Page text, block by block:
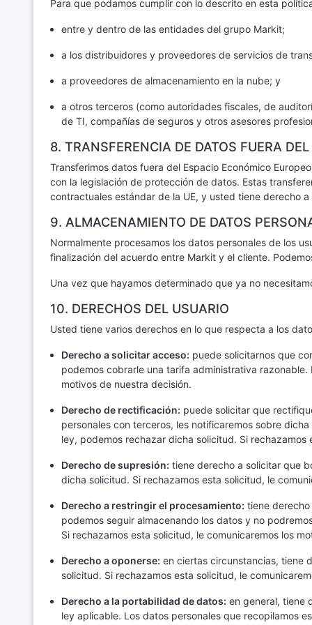
Para que podamos cumplir con lo descrito en esta
entre y dentro de las entidades del grupo Markit;
a los distribuidores y proveedores de servicios de
a proveedores de almacenamiento en la nube; y
a otros terceros (como autoridades fiscales, de
de TI, compañías de seguros y otros asesores
8. TRANSFERENCIA DE DATOS FUERA DEL
Transferimos datos fuera del Espacio Económico
con la legislación de protección de datos. Estas
contractuales estándar de la UE, y usted tiene derecho
9. ALMACENAMIENTO DE DATOS
Normalmente procesamos los datos personales de los
finalización del acuerdo entre Markit y el cliente.
Una vez que hayamos determinado que ya no
10. DERECHOS DEL USUARIO
Usted tiene varios derechos en lo que respecta a los
Derecho a solicitar acceso: puede solicitarnos que
podemos cobrarle una tarifa administrativa
motivos de nuestra decisión.
Derecho de rectificación: puede solicitar que
personales con terceros, les notificaremos sobre
ley, podemos rechazar dicha solicitud. Si
Derecho de supresión: tiene derecho a solicitar que
dicha solicitud. Si rechazamos esta solicitud, le
Derecho a restringir el procesamiento: tiene
podemos seguir almacenando los datos y no
Si rechazamos esta solicitud, le comunicaremos los
Derecho a oponerse: en ciertas circunstancias, tiene
solicitud. Si rechazamos esta solicitud, le
Derecho a la portabilidad de datos: en general, tiene
ley aplicable. Los datos personales que recopilamos